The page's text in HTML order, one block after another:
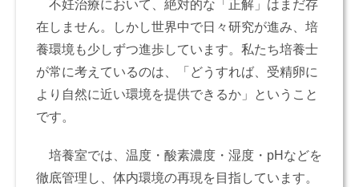
不妊治療において、絶対的な「正解」はまだ存
在しません。しかし世界中で日々研究が進み、培
養環境も少しずつ進歩しています。私たち培養士
が常に考えているのは、「どうすれば、受精卵に
より自然に近い環境を提供できるか」ということ
です。
培養室では、温度・酸素濃度・湿度・pHなどを
徹底管理し、体内環境の再現を目指しています。